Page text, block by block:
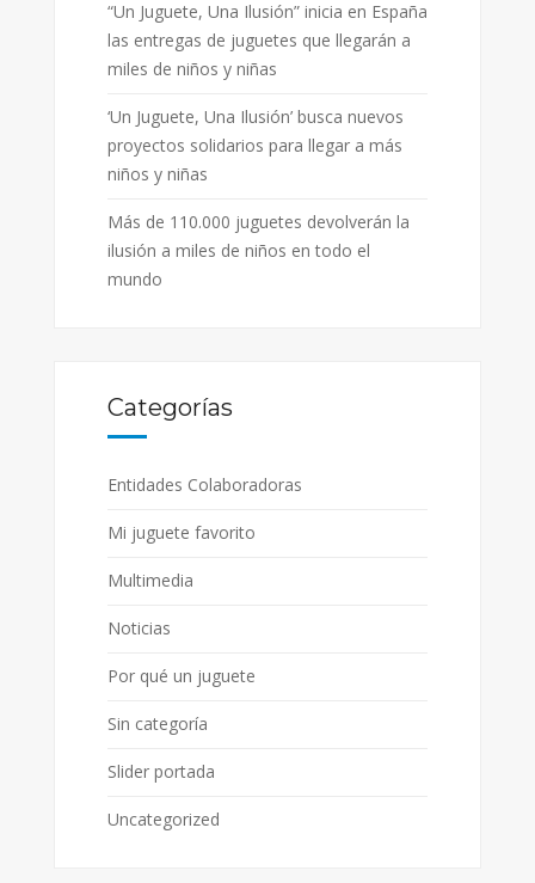
“Un Juguete, Una Ilusión” inicia en España
las entregas de juguetes que llegarán a
miles de niños y niñas
‘Un Juguete, Una Ilusión’ busca nuevos
proyectos solidarios para llegar a más
niños y niñas
Más de 110.000 juguetes devolverán la
ilusión a miles de niños en todo el
mundo
Categorías
Entidades Colaboradoras
Mi juguete favorito
Multimedia
Noticias
Por qué un juguete
Sin categoría
Slider portada
Uncategorized